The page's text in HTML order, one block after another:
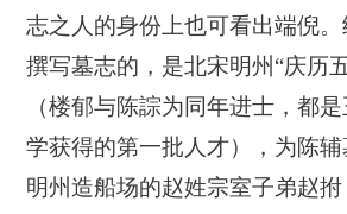
志之人的身份上也可看出端倪
撰写墓志的，是北宋明州“庆历
（楼郁与陈誴为同年进士，都
学获得的第一批人才），为陈
明州造船场的赵姓宗室子弟赵